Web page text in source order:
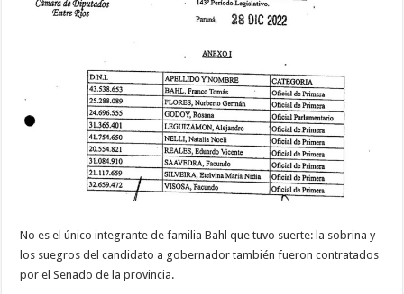
No es el único integrante de familia Bahl que tuvo suerte: la sobrina y
los suegros del candidato a gobernador también fueron contratados
por el Senado de la provincia.